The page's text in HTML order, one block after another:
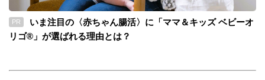
PR
いま注目の〈赤ちゃん腸活〉に「ママ＆キッズ ベビーオ
リゴ®」が選ばれる理由とは？